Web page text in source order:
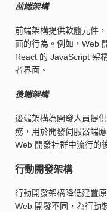
前端架構
前端架構提供軟體元件
面的行為。例如，Web
React 的 JavaScript 架
者界面。
後端架構
後端架構為開發人員提
務，用於開發伺服器端
Web 開發社群中流行的
行動開發架構
行動開發架構降低建置
Web 開發不同，為行動